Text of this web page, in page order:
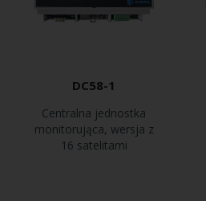
DC58-1
Centralna jednostka
monitorująca, wersja z
16 satelitami